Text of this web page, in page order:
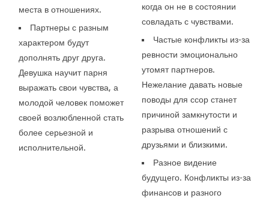
места в отношениях.
Партнеры с разным
характером будут
дополнять друг друга.
Девушка научит парня
выражать свои чувства, а
молодой человек поможет
своей возлюбленной стать
более серьезной и
исполнительной.
когда он не в состоянии
совладать с чувствами.
Частые конфликты из-за
ревности эмоционально
утомят партнеров.
Нежелание давать новые
поводы для ссор станет
причиной замкнутости и
разрыва отношений с
друзьями и близкими.
Разное видение
будущего. Конфликты из-за
финансов и разного